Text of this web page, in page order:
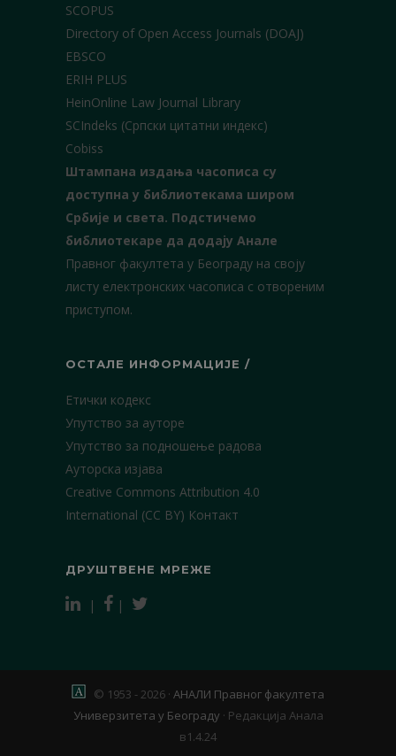
SCOPUS
Directory of Open Access Journals (DOAJ)
EBSCO
ERIH PLUS
HeinOnline Law Journal Library
SCIndeks (Српски цитатни индекс)
Cobiss
Штампана издања часописа су
доступна у библиотекама широм
Србије и света. Подстичемо
библиотекаре да додају Анале
Правног факултета у Београду на своју
листу електронских часописа с отвореним
приступом.
ОСТАЛЕ ИНФОРМАЦИЈЕ /
Етички кодекс
Упутство за ауторе
Упутство за подношење радова
Ауторска изјава
Creative Commons Attribution 4.0
International (CC BY) Контакт
ДРУШТВЕНЕ МРЕЖЕ
| |
© 1953 - 2026 · АНАЛИ Правног факултета
Универзитета у Београду · Редакција Анала
в1.4.24